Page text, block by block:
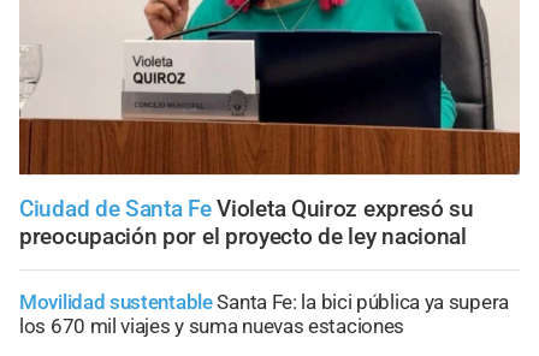
Ciudad de Santa Fe Violeta Quiroz expresó su
preocupación por el proyecto de ley nacional
Movilidad sustentableSanta Fe: la bici pública ya supera
los 670 mil viajes y suma nuevas estaciones